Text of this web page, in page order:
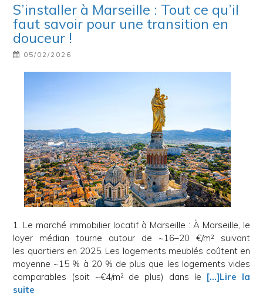
S’installer à Marseille : Tout ce qu’il
faut savoir pour une transition en
douceur !
05/02/2026
1. Le marché immobilier locatif à Marseille : À Marseille, le
loyer médian tourne autour de ~16–20 €/m² suivant
les quartiers en 2025. Les logements meublés coûtent en
moyenne ~15 % à 20 % de plus que les logements vides
comparables (soit ~€4/m² de plus) dans le […]Lire la
suite